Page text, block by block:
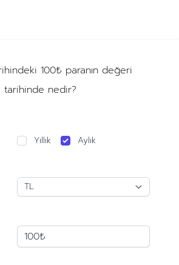
100₺ paranın değeri
tarihinde nedir?
Yıllık Aylık